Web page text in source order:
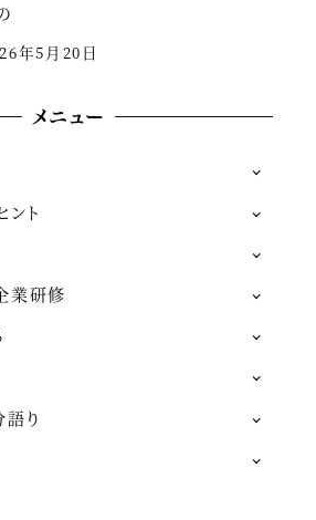
年5月20日
メニュー
ント
業研修
り